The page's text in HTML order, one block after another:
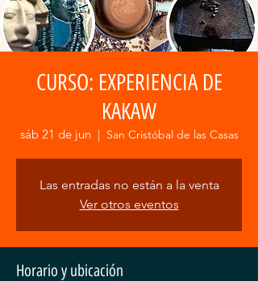
CURSO: EXPERIENCIA DE
KAKAW
sáb 21 de jun
  |
San Cristóbal de las Casas
Las entradas no están a la venta
Ver otros eventos
Horario y ubicación